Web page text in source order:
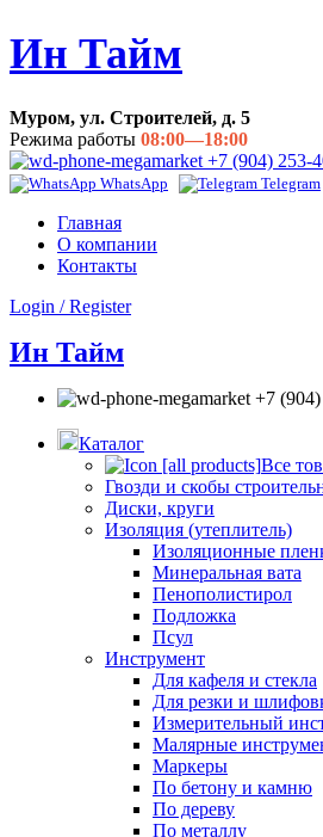
Ин Тайм
Муром, ул. Строителей, д. 5
Режима работы 08:00—18:00
+7 (904) 253-
WhatsApp Telegram
Главная
О компании
Контакты
Login / Register
Ин Тайм
+7
Каталог
Все
Гвозди и скобы
Диски, круги
Изоляция (утеплитель)
Изоляционные
Минеральная вата
Пенополистирол
Подложка
Псул
Инструмент
Для кафеля и стекла
Для резки и
Измерительный
Малярные
Маркеры
По бетону и камню
По дереву
По металлу